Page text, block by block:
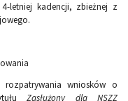
letniej kadencji, zbieżnej z
wniosków o
Zasłużony dla NSZZ